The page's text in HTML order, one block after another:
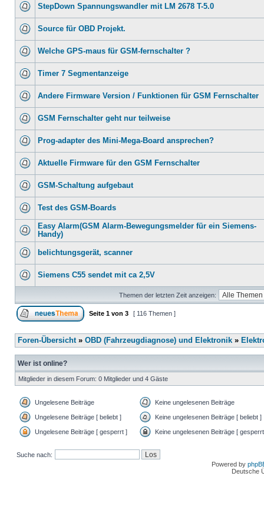
StepDown Spannungswandler mit LM 2678 T-5.0
Source für OBD Projekt.
Welche GPS-maus für GSM-fernschalter ?
Timer 7 Segmentanzeige
Andere Firmware Version / Funktionen für GSM Fernschalter
GSM Fernschalter geht nur teilweise
Prog-adapter des Mini-Mega-Board ansprechen?
Aktuelle Firmware für den GSM Fernschalter
GSM-Schaltung aufgebaut
Test des GSM-Boards
Easy Alarm(GSM Alarm-Bewegungsmelder für ein Siemens-
Handy)
belichtungsgerät, scanner
Siemens C55 sendet mit ca 2,5V
Themen der letzten Zeit anzeigen:
Seite 1 von 3 [ 116 Themen ]
Foren-Übersicht» OBD (Fahrzeugdiagnose) und Elektronik »
Wer ist online?
Mitglieder in diesem Forum: 0 Mitglieder und 4 Gäste
Ungelesene Beiträge Keine ungelesenen Beiträge
Ungelesene Beiträge [ beliebt ] Keine ungelesenen Beiträge [ beliebt ]
Ungelesene Beiträge [ gesperrt ] Keine ungelesenen Beiträge [
Suche nach:
Powered by
Deutsche